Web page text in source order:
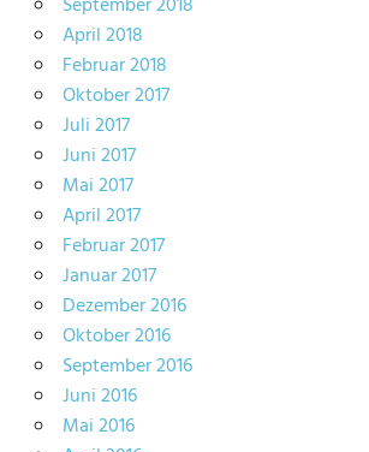
April 2018
Februar 2018
Oktober 2017
Juli 2017
Juni 2017
Mai 2017
April 2017
Februar 2017
Januar 2017
Dezember 2016
Oktober 2016
September 2016
Juni 2016
Mai 2016